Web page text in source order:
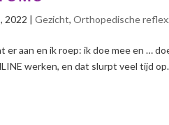
2022 |Gezicht,Orthopedische
er aan en ik roep: ik doe mee en …
werken, en dat slurpt veel tijd